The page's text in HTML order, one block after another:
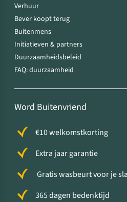
Verhuur
Bever koopt terug
Buitenmens
Initiatieven & partners
Duurzaamheidsbeleid
FAQ: duurzaamheid
Word Buitenvriend
€10 welkomstkorting
Extra jaar garantie
Gratis wasbeurt voor je
365 dagen bedenktijd